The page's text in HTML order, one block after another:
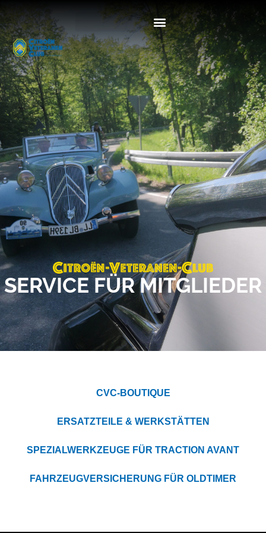
SERVICE FÜR MITGLIEDER
CVC-BOUTIQUE
ERSATZTEILE & WERKSTÄTTEN
SPEZIALWERKZEUGE FÜR TRACTION AVANT
FAHRZEUGVERSICHERUNG FÜR OLDTIMER